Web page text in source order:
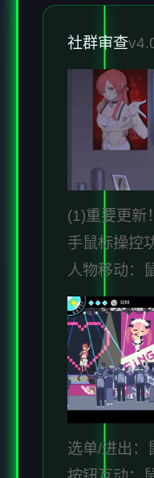
社群审查
(1)重要更新
手鼠标操控
人物移动：
选单/进出：